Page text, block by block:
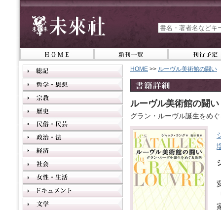
HOME >> ルーヴル美術館の闘い
ルーヴル美術館の闘い
グラン・ルーヴル誕生をめ